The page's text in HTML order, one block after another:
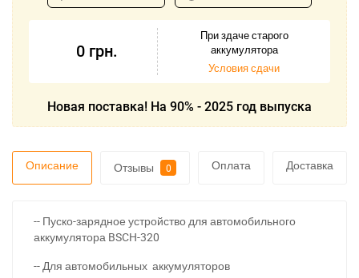
0 грн.
При здаче старого
аккумулятора
Условия сдачи
Новая поставка! На 90% - 2025 год выпуска
Описание Отзывы 0 Оплата Доставка
-- Пуско-зарядное устройство для автомобильного
аккумулятора BSCH-320
-- Для автомобильных аккумуляторов